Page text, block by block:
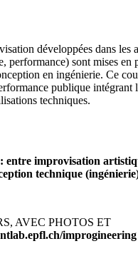
développées dans les
performance) sont mises en
en ingénierie. Ce
publique intégrant
techniques.
entre improvisation
technique
AVEC PHOTOS ET
improgineering